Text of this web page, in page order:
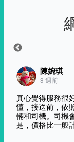
陳婉琪
3 週前
真心覺得服務很
懂，接送前，依
輛和司機。司機
是，價格比一般